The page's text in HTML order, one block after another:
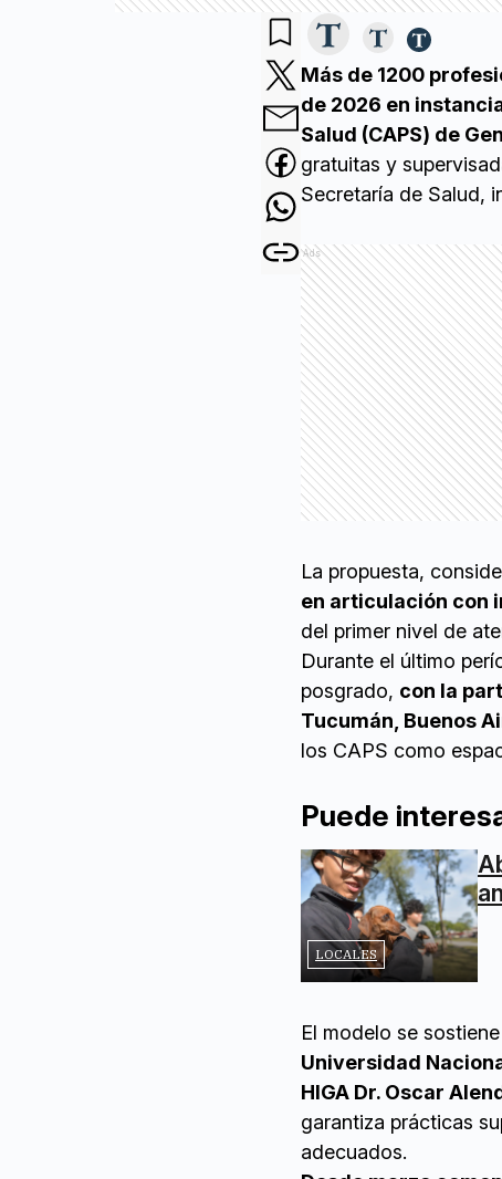
Más de 1200
de 2026 en
Salud (CAPS) de
gratuitas y
Secretaría de Salud,
Ads
La propuesta,
en articulación con
del primer nivel de
Durante el último
posgrado, con la
Tucumán, Buenos
los CAPS como
Puede
LOCALES
El modelo se
Universidad
HIGA Dr. Oscar
garantiza prácticas
adecuados.